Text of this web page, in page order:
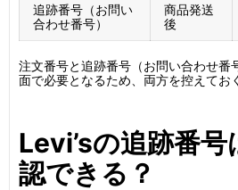
追跡番号（お問い
合わせ番号）
商品発送
後
注文番号と追跡番号（お問い合わせ番
面で必要となるため、両方を控えてお
Levi’sの追跡番
認できる？